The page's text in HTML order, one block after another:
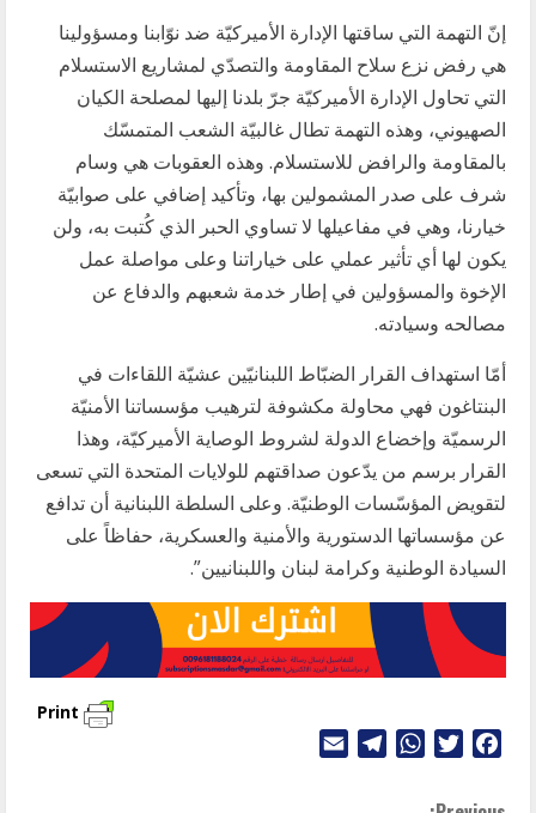
إنّ التهمة التي ساقتها الإدارة الأميركيّة ضد نوّابنا ومسؤولينا
هي رفض نزع سلاح المقاومة والتصدّي لمشاريع الاستسلام
التي تحاول الإدارة الأميركيّة جرّ بلدنا إليها لمصلحة الكيان
الصهيوني، وهذه التهمة تطال غالبيّة الشعب المتمسّك
بالمقاومة والرافض للاستسلام. وهذه العقوبات هي وسام
شرف على صدر المشمولين بها، وتأكيد إضافي على صوابيّة
خيارنا، وهي في مفاعيلها لا تساوي الحبر الذي كُتبت به، ولن
يكون لها أي تأثير عملي على خياراتنا وعلى مواصلة عمل
الإخوة والمسؤولين في إطار خدمة شعبهم والدفاع عن
مصالحه وسيادته.
أمّا استهداف القرار الضبّاط اللبنانيّين عشيّة اللقاءات في
البنتاغون فهي محاولة مكشوفة لترهيب مؤسساتنا الأمنيّة
الرسميّة وإخضاع الدولة لشروط الوصاية الأميركيّة، وهذا
القرار برسم من يدّعون صداقتهم للولايات المتحدة التي تسعى
لتقويض المؤسّسات الوطنيّة. وعلى السلطة اللبنانية أن تدافع
عن مؤسساتها الدستورية والأمنية والعسكرية، حفاظاً على
السيادة الوطنية وكرامة لبنان واللبنانيين”.
Print
Facebook
Twitter
WhatsApp
Telegram
Email